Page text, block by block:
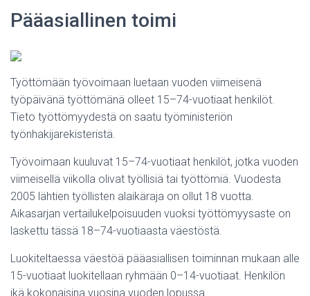
Pääasiallinen toimi
Työttömään työvoimaan luetaan vuoden viimeisenä
työpäivänä työttömänä olleet 15–74-vuotiaat henkilöt.
Tieto työttömyydestä on saatu työministeriön
työnhakijarekisteristä.
Työvoimaan kuuluvat 15–74-vuotiaat henkilöt, jotka vuoden
viimeisellä viikolla olivat työllisiä tai työttömiä. Vuodesta
2005 lähtien työllisten alaikäraja on ollut 18 vuotta.
Aikasarjan vertailukelpoisuuden vuoksi työttömyysaste on
laskettu tässä 18–74-vuotiaasta väestöstä.
Luokiteltaessa väestöä pääasiallisen toiminnan mukaan alle
15-vuotiaat luokitellaan ryhmään 0–14-vuotiaat. Henkilön
ikä kokonaisina vuosina vuoden lopussa.